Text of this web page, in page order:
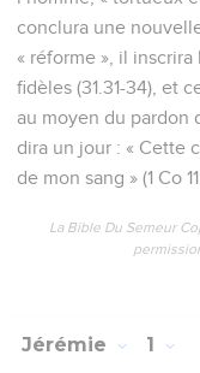
conclura une
« réforme », il
fidèles (31.31-34), et
au moyen du pardon
dira un jour : « Cette
de mon sang » (1 Co
La Bible Du Semeur
Jérémie 1